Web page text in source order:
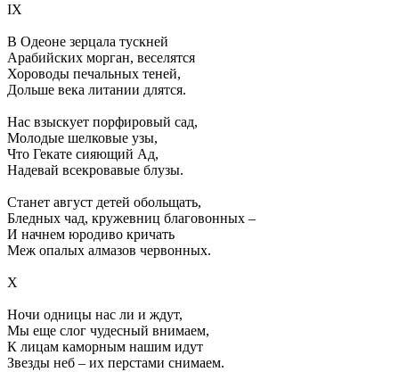
IX
В Одеоне зерцала тускней
Арабийских морган, веселятся
Хороводы печальных теней,
Дольше века литании длятся.
Нас взыскует порфировый сад,
Молодые шелковые узы,
Что Гекате сияющий Ад,
Надевай всекровавые блузы.
Станет август детей обольщать,
Бледных чад, кружевниц благовонных –
И начнем юродиво кричать
Меж опалых алмазов червонных.
X
Ночи одницы нас ли и ждут,
Мы еще слог чудесный внимаем,
К лицам каморным нашим идут
Звезды неб – их перстами снимаем.